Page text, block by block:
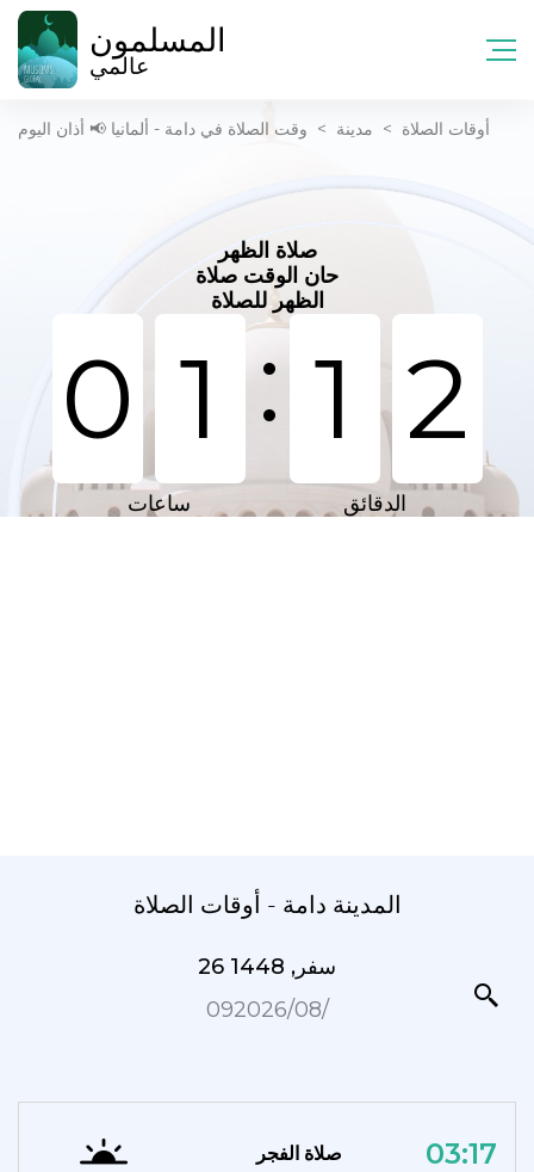
المسلمون
عالمي
أوقات الصلاة > مدينة > وقت الصلاة في دامة - ألمانيا 📢 أذان اليوم
صلاة الظهر
حان الوقت صلاة
الظهر للصلاة
0 1 : 1 2
ساعات الدقائق
المدينة دامة - أوقات الصلاة
26 سفر, 1448
09‏/08‏/2026
صلاة الفجر 03:17